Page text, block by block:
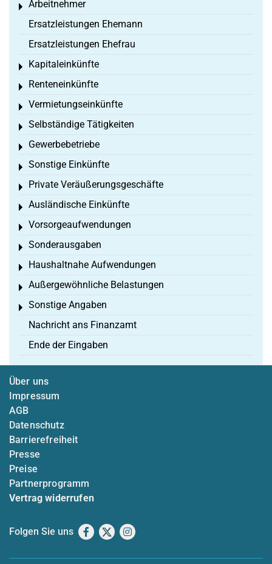
Arbeitnehmer
Toggle menu
Ersatzleistungen Ehemann
Ersatzleistungen Ehefrau
Kapitaleinkünfte
Toggle menu
Renteneinkünfte
Toggle menu
Vermietungseinkünfte
Toggle menu
Selbständige Tätigkeiten
Toggle menu
Gewerbebetriebe
Toggle menu
Sonstige Einkünfte
Toggle menu
Private Veräußerungsgeschäfte
Toggle menu
Ausländische Einkünfte
Toggle menu
Vorsorgeaufwendungen
Toggle menu
Sonderausgaben
Toggle menu
Haushaltnahe Aufwendungen
Toggle menu
Außergewöhnliche Belastungen
Toggle menu
Sonstige Angaben
Toggle menu
Nachricht ans Finanzamt
Ende der Eingaben
Über uns
Impressum
AGB
Datenschutz
Barrierefreiheit
Presse
Preise
Partnerprogramm
Vertrag widerrufen
Folgen Sie uns Facebook
X Instagram